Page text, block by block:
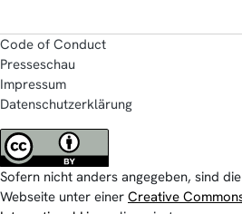
Code of Conduct
Presseschau
Impressum
Datenschutzerklärung
Sofern nicht anders angegeben, sind
Webseite unter einer Creative